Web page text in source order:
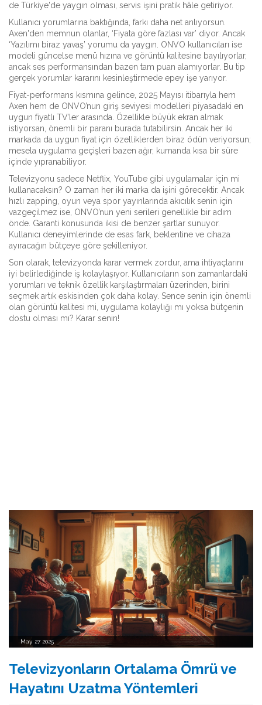
de Türkiye'de yaygın olması, servis işini pratik hâle getiriyor.
Kullanıcı yorumlarına baktığında, farkı daha net anlıyorsun.
Axen'den memnun olanlar, ‘Fiyata göre fazlası var’ diyor. Ancak
‘Yazılımı biraz yavaş’ yorumu da yaygın. ONVO kullanıcıları ise
modeli güncelse menü hızına ve görüntü kalitesine bayılıyorlar,
ancak ses performansından bazen tam puan alamıyorlar. Bu tip
gerçek yorumlar kararını kesinleştirmede epey işe yarıyor.
Fiyat-performans kısmına gelince, 2025 Mayısı itibarıyla hem
Axen hem de ONVO’nun giriş seviyesi modelleri piyasadaki en
uygun fiyatlı TV’ler arasında. Özellikle büyük ekran almak
istiyorsan, önemli bir paranı burada tutabilirsin. Ancak her iki
markada da uygun fiyat için özelliklerden biraz ödün veriyorsun;
mesela uygulama geçişleri bazen ağır, kumanda kısa bir süre
içinde yıpranabiliyor.
Televizyonu sadece Netflix, YouTube gibi uygulamalar için mi
kullanacaksın? O zaman her iki marka da işini görecektir. Ancak
hızlı zapping, oyun veya spor yayınlarında akıcılık senin için
vazgeçilmez ise, ONVO’nun yeni serileri genellikle bir adım
önde. Garanti konusunda ikisi de benzer şartlar sunuyor.
Kullanıcı deneyimlerinde de esas fark, beklentine ve cihaza
ayıracağın bütçeye göre şekilleniyor.
Son olarak, televizyonda karar vermek zordur, ama ihtiyaçlarını
iyi belirlediğinde iş kolaylaşıyor. Kullanıcıların son zamanlardaki
yorumları ve teknik özellik karşılaştırmaları üzerinden, birini
seçmek artık eskisinden çok daha kolay. Sence senin için önemli
olan görüntü kalitesi mi, uygulama kolaylığı mı yoksa bütçenin
dostu olması mı? Karar senin!
May, 27 2025
Televizyonların Ortalama Ömrü ve
Hayatını Uzatma Yöntemleri